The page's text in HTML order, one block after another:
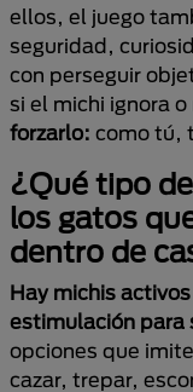
ellos, el juego
seguridad,
con perseguir
si el michi ignora
forzarlo: como tú,
¿Qué tipo
los gatos
dentro de
Hay michis
estimulación para
opciones que
cazar, trepar,